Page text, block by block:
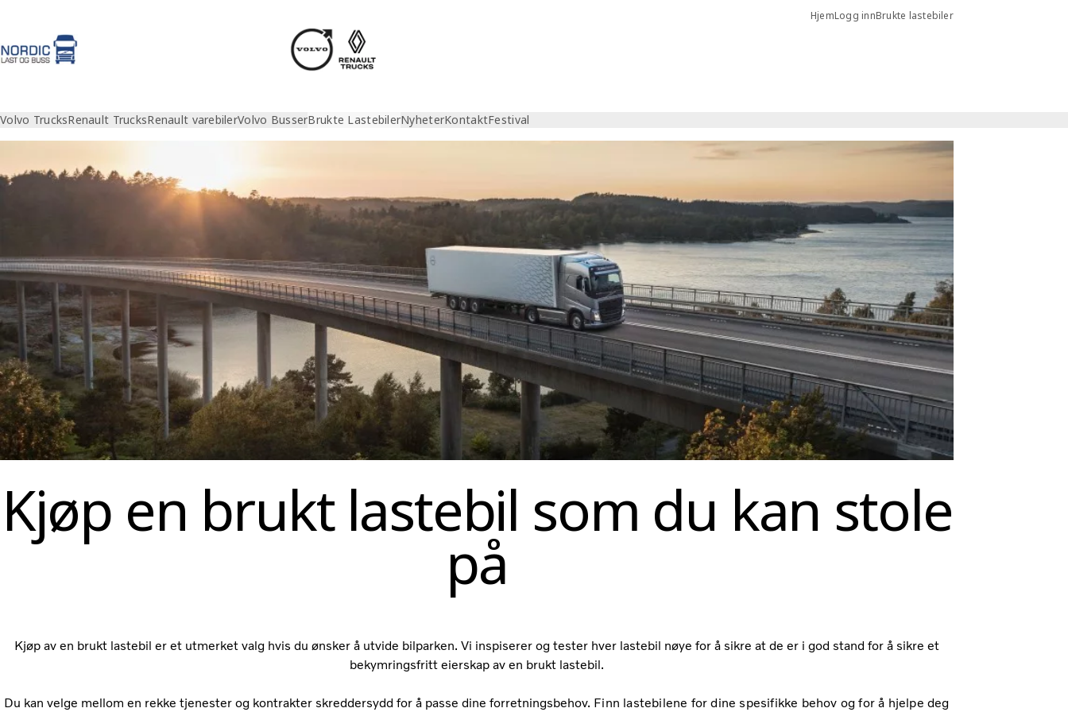
HjemLogg innBrukte lastebiler
Volvo TrucksRenault TrucksRenault varebilerVolvo BusserBrukte LastebilerNyheterKontaktFestival
Kjøp en brukt lastebil som du kan stole
på
Kjøp av en brukt lastebil er et utmerket valg hvis du ønsker å utvide bilparken. Vi inspiserer og tester hver lastebil nøye for å sikre at de er i god stand for å sikre et
bekymringsfritt eierskap av en brukt lastebil.
Du kan velge mellom en rekke tjenester og kontrakter skreddersydd for å passe dine forretningsbehov. Finn lastebilene for dine spesifikke behov og for å hjelpe deg